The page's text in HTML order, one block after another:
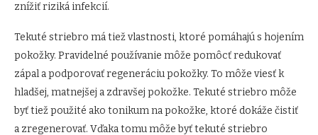
znížiť riziká infekcií.
Tekuté striebro má tiež vlastnosti, ktoré pomáhajú s hojením
pokožky. Pravidelné používanie môže pomôcť redukovať
zápal a podporovať regeneráciu pokožky. To môže viesť k
hladšej, matnejšej a zdravšej pokožke. Tekuté striebro môže
byť tiež použité ako tonikum na pokožke, ktoré dokáže čistiť
a zregenerovať. Vďaka tomu môže byť tekuté striebro